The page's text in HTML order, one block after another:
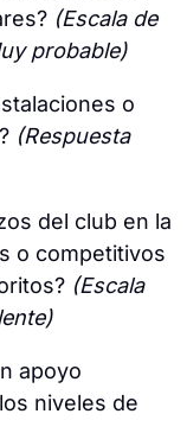
(Escala de
probable)
o
(Respuesta
del club en la
o competitivos
(Escala
apoyo
niveles de